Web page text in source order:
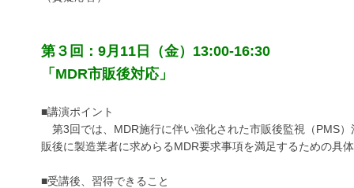
第３回：9月11日（金）13:00-16:30
「MDR市販後対応」
■講演ポイント
第3回では、MDR施行に伴い強化された市販後監視（PMS
販後に製造業者に求めらるMDR要求事項を満足するための具
■受講後、習得できること